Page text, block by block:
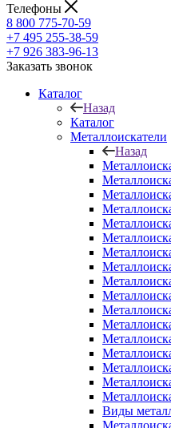
Телефоны
8 800 775-70-59
+7 495 255-38-59
+7 926 383-96-13
Заказать звонок
Каталог
Назад
Каталог
Металлоискатели
Назад
Виды